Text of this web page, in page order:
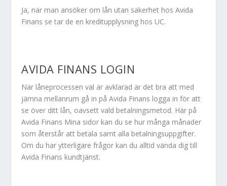
Ja, när man ansöker om lån utan säkerhet hos Avida
Finans se tar de en kreditupplysning hos UC.
AVIDA FINANS LOGIN
När låneprocessen väl är avklarad är det bra att med
jämna mellanrum gå in på Avida Finans logga in för att
se över ditt lån, oavsett vald betalningsmetod. Här på
Avida Finans Mina sidor kan du se hur många månader
som återstår att betala samt alla betalningsuppgifter.
Om du har ytterligare frågor kan du alltid vända dig till
Avida Finans kundtjänst.